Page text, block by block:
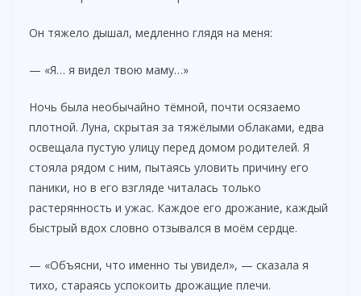
Он тяжело дышал, медленно глядя на меня:
— «Я… я видел твою маму…»
Ночь была необычайно тёмной, почти осязаемо
плотной. Луна, скрытая за тяжёлыми облаками, едва
освещала пустую улицу перед домом родителей. Я
стояла рядом с ним, пытаясь уловить причину его
паники, но в его взгляде читалась только
растерянность и ужас. Каждое его дрожание, каждый
быстрый вдох словно отзывался в моём сердце.
— «Объясни, что именно ты увидел», — сказала я
тихо, стараясь успокоить дрожащие плечи.